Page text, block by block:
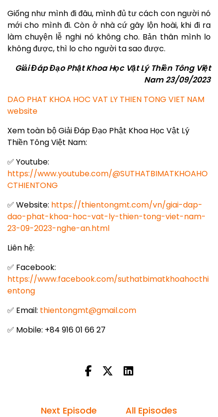
Giống như mình đi đâu, mình đủ tư cách con người nó
mới cho mình đi. Còn ở nhà cứ gây lộn hoài, khi đi ra
làm chuyện lễ nghi nó không cho. Bản thân mình lo
không được, thì lo cho người ta sao được.
Giải Đáp Đạo Phật Khoa Học Vật Lý Thiền Tông Việt
Nam 23/09/2023
DAO PHAT KHOA HOC VAT LY THIEN TONG VIET NAM
website
Xem toàn bộ Giải Đáp Đạo Phật Khoa Học Vật Lý
Thiền Tông Việt Nam:
✅ Youtube:
https://www.youtube.com/@SUTHATBIMATKHOAHO
CTHIENTONG
✅ Website: https://thientongmt.com/vn/giai-dap-
dao-phat-khoa-hoc-vat-ly-thien-tong-viet-nam-
23-09-2023-nghe-an.html
Liên hệ:
✅ Facebook:
https://www.facebook.com/suthatbimatkhoahocthi
entong
✅ Email: thientongmt@gmail.com
✅ Mobile: +84 916 01 66 27
Next Episode
All Episodes